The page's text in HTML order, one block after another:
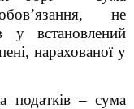
не
у встановлений
нарахованої у
податків – сума